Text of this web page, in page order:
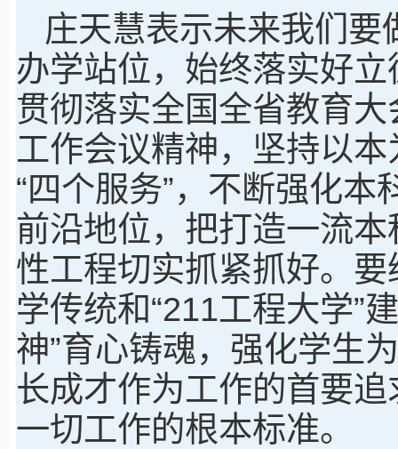
庄天慧表示未来我们要
办学站位，始终落实好
贯彻落实全国全省教育
工作会议精神，坚持以本
“四个服务”，不断强化
前沿地位，把打造一流本
性工程切实抓紧抓好。
学传统和“211工程大学”
神”育心铸魂，强化学生
长成才作为工作的首要
一切工作的根本标准。